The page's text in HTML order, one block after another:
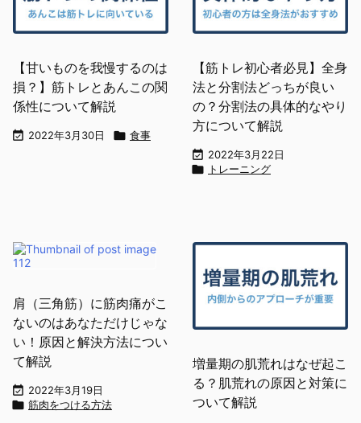
【甘いものを我慢するのは
損？】筋トレとあんこの関
係性について解説
 2022年3月30日  食事
【筋トレ初心者必見】全身
法と分割法どっちが良い
の？分割法の具体的なやり
方について解説
 2022年3月22日
 トレーニング
肩（三角筋）に筋肉痛がこ
ないのはあなただけじゃな
い！原因と解決方法につい
て解説
 2022年3月19日
 筋肉をつける方法
増量期の肌荒れはなぜ起こ
る？肌荒れの原因と対策に
ついて解説